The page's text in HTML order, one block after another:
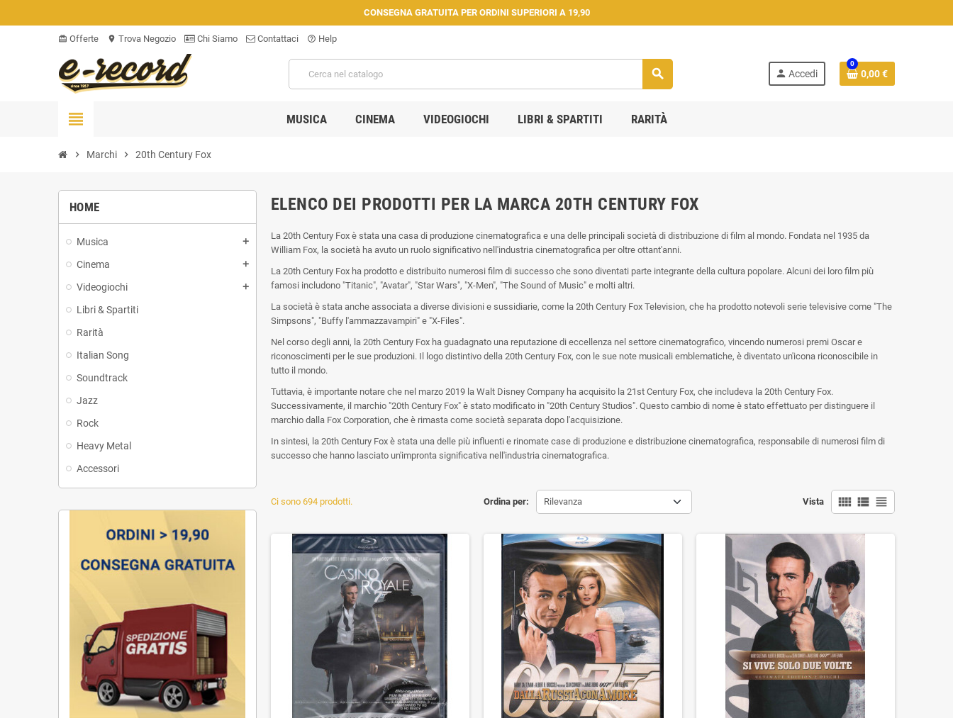
CONSEGNA GRATUITA PER ORDINI SUPERIORI A 19,90
card_giftcard Offerte location_on Trova Negozio Chi Siamo Contattaci help_outline Help
search person Accedi
0
0,00 €
view_headline MUSICA CINEMA VIDEOGIOCHI LIBRI & SPARTITI RARITÀ
chevron_right Marchi chevron_right 20th Century Fox
HOME
Musica add
Cinema add
Videogiochi add
Libri & Spartiti
Rarità
Italian Song
Soundtrack
Jazz
Rock
Heavy Metal
Accessori
ELENCO DEI PRODOTTI PER LA MARCA 20TH CENTURY FOX
La 20th Century Fox è stata una casa di produzione cinematografica e una delle principali società di distribuzione di film al mondo. Fondata nel 1935 da
William Fox, la società ha avuto un ruolo significativo nell'industria cinematografica per oltre ottant'anni.
La 20th Century Fox ha prodotto e distribuito numerosi film di successo che sono diventati parte integrante della cultura popolare. Alcuni dei loro film più
famosi includono "Titanic", "Avatar", "Star Wars", "X-Men", "The Sound of Music" e molti altri.
La società è stata anche associata a diverse divisioni e sussidiarie, come la 20th Century Fox Television, che ha prodotto notevoli serie televisive come "The
Simpsons", "Buffy l'ammazzavampiri" e "X-Files".
Nel corso degli anni, la 20th Century Fox ha guadagnato una reputazione di eccellenza nel settore cinematografico, vincendo numerosi premi Oscar e
riconoscimenti per le sue produzioni. Il logo distintivo della 20th Century Fox, con le sue note musicali emblematiche, è diventato un'icona riconoscibile in
tutto il mondo.
Tuttavia, è importante notare che nel marzo 2019 la Walt Disney Company ha acquisito la 21st Century Fox, che includeva la 20th Century Fox.
Successivamente, il marchio "20th Century Fox" è stato modificato in "20th Century Studios". Questo cambio di nome è stato effettuato per distinguere il
marchio dalla Fox Corporation, che è rimasta come società separata dopo l'acquisizione.
In sintesi, la 20th Century Fox è stata una delle più influenti e rinomate case di produzione e distribuzione cinematografica, responsabile di numerosi film di
successo che hanno lasciato un'impronta significativa nell'industria cinematografica.
Ordina per: Rilevanza Vista view_comfy view_list view_headline
Ci sono 694 prodotti.